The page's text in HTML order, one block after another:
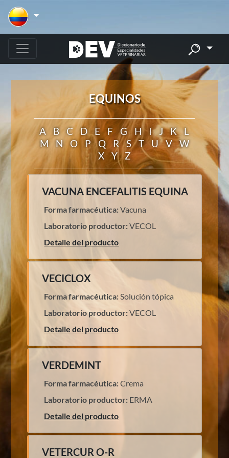
EQUINOS
A B C D E F G H I J K
L
M
N O P Q R S T U V
W
X
Y Z
VACUNA ENCEFALITIS EQUINA
Forma farmacéutica:Vacuna
Laboratorio productor:VECOL
Detalle del producto
VECICLOX
Forma farmacéutica: Solución tópica
Laboratorio productor:VECOL
Detalle del producto
VERDEMINT
Forma farmacéutica:Crema
Laboratorio productor: ERMA
Detalle del producto
VETERCUR O-R